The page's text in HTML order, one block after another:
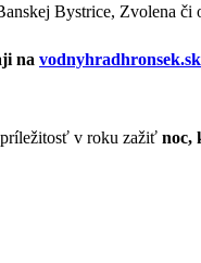
Bystrice, Zvolena či
na vodnyhradhronsek.sk
v roku zažiť noc,